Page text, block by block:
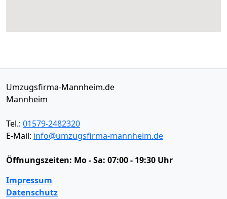
Umzugsfirma-Mannheim.de
Mannheim
Tel.: 01579-2482320
E-Mail: info@umzugsfirma-mannheim.de
Öffnungszeiten: Mo - Sa: 07:00 - 19:30 Uhr
Impressum
Datenschutz